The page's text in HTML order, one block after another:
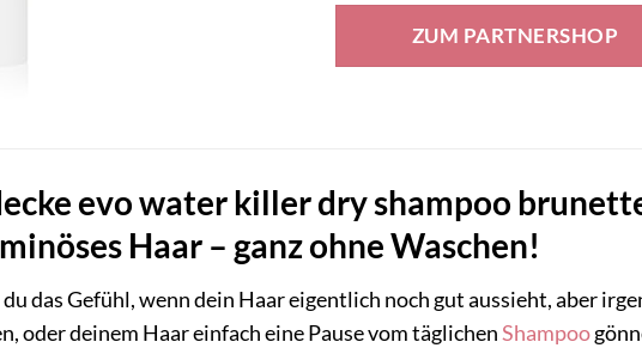
war:
30,00 €
ist:
25,00
ZUM PARTNERSHOP
evo water killer dry shampoo
Haar – ganz ohne Waschen!
das Gefühl, wenn dein Haar eigentlich noch gut aussieht, aber
oder deinem Haar einfach eine Pause vom täglichenShampoo